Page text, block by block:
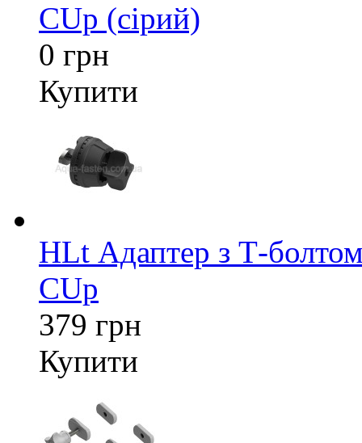
CUp (сірий)
0 грн
Купити
HLt Адаптер з Т-
CUp
379 грн
Купити